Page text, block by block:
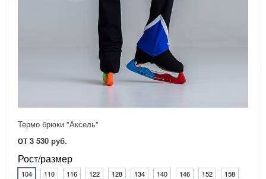
Термо брюки "Аксель"
от 3 530 руб.
Рост/размер
104 110 116 122 128 134 140 146 152
158